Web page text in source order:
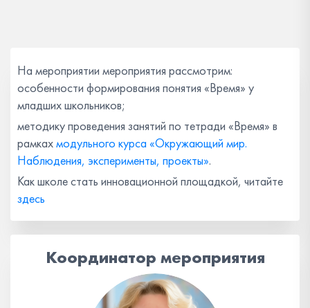
На мероприятии мероприятия рассмотрим:
особенности формирования понятия «Время» у
младших школьников;
методику проведения занятий по тетради «Время» в
рамкахмодульного курса «Окружающий мир.
Наблюдения, эксперименты, проекты».
Как школе стать инновационной площадкой, читайте
здесь
Координатор мероприятия